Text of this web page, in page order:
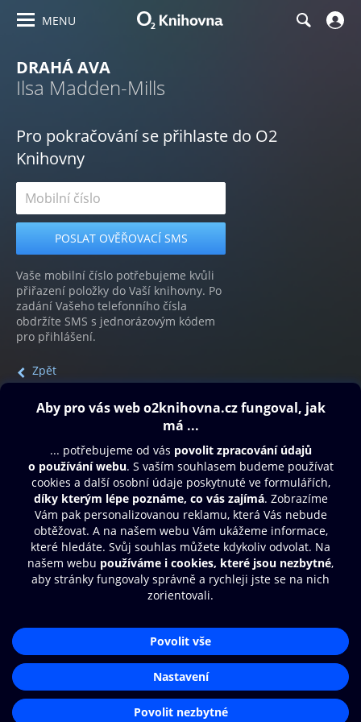
MENU
DRAHÁ AVA
Ilsa Madden-Mills
Pro pokračování se přihlaste do O2
Knihovny
Vaše mobilní číslo potřebujeme kvůli
přiřazení položky do Vaší knihovny. Po
zadání Vašeho telefonního čísla
obdržíte SMS s jednorázovým kódem
pro přihlášení.
Zpět
Obsah ke stažení
Moje O2 Knihovna
Další zábava
© O2 Czech Republic a.s.
Přístupnost
Zásady zpracování osobních údajů
Nastavení cookies
Aplikace O2 Knihovna
Čti a poslouchej své e-knihy a
audioknihy rychleji a pohodlněji.